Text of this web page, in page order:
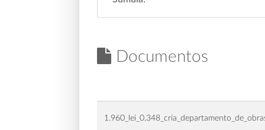
Documentos